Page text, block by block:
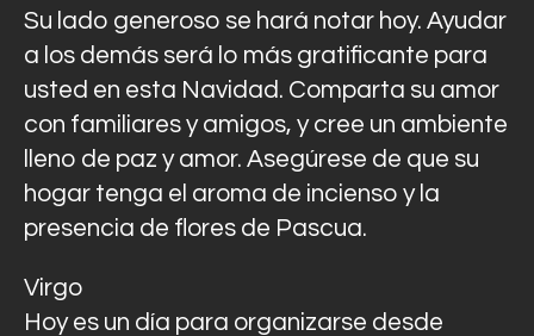
Su lado generoso se hará notar hoy. Ayudar
a los demás será lo más gratificante para
usted en esta Navidad. Comparta su amor
con familiares y amigos, y cree un ambiente
lleno de paz y amor. Asegúrese de que su
hogar tenga el aroma de incienso y la
presencia de flores de Pascua.
Virgo
Hoy es un día para organizarse desde